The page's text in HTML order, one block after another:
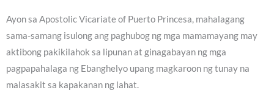
Ayon sa Apostolic Vicariate of Puerto Princesa, mahalagang
sama-samang isulong ang paghubog ng mga mamamayang may
aktibong pakikilahok sa lipunan at ginagabayan ng mga
pagpapahalaga ng Ebanghelyo upang magkaroon ng tunay na
malasakit sa kapakanan ng lahat.